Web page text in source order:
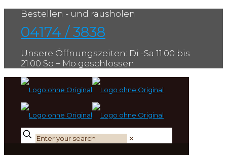
Bestellen - und rausholen
04174 / 3838
Unsere Öffnungszeiten: Di -Sa 11:00 bis
21:00 So + Mo geschlossen
✕